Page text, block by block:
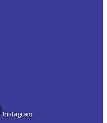
Instagram